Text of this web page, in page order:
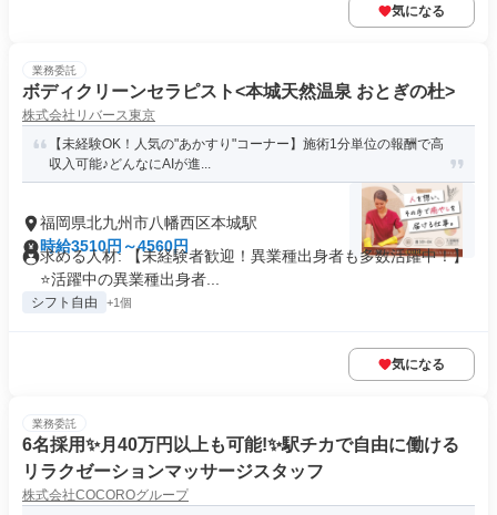
気になる
業務委託
ボディクリーンセラピスト<本城天然温泉 おとぎの杜>
株式会社リバース東京
【未経験OK！人気の"あかすり"コーナー】施術1分単位の報酬で高
収入可能♪どんなにAIが進...
福岡県北九州市八幡西区本城駅
時給3510円～4560円
求める人材: 【未経験者歓迎！異業種出身者も多数活躍中！】
⭐️活躍中の異業種出身者...
シフト自由 +1個
気になる
業務委託
6名採用✨️月40万円以上も可能!✨️駅チカで自由に働ける
リラクゼーションマッサージスタッフ
株式会社COCOROグループ